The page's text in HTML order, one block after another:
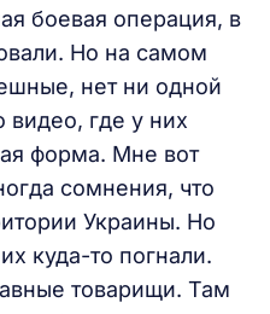
боевая операция, в
Но на самом
нет ни одной
видео, где у них
форма. Мне вот
сомнения, что
Украины. Но
куда-то погнали.
товарищи. Там